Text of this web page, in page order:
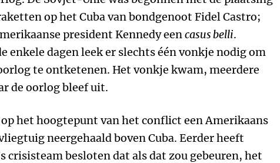
op het Cuba van bondgenoot Fidel Castro;
president Kennedy eencasus belli.
enkele dagen leek er slechts één vonkje nodig om
te ontketenen. Het vonkje kwam, meerdere
de oorlog bleef uit.
het hoogtepunt van het conflict een Amerikaans
neergehaald boven Cuba. Eerder heeft
crisisteam besloten dat als dat zou gebeuren, het